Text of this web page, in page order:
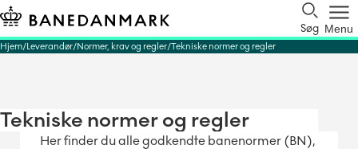
Søg Menu
Hjem Leverandør Normer, krav og regler Tekniske normer og regler
Tekniske normer og regler
Her finder du alle godkendte banenormer (BN),